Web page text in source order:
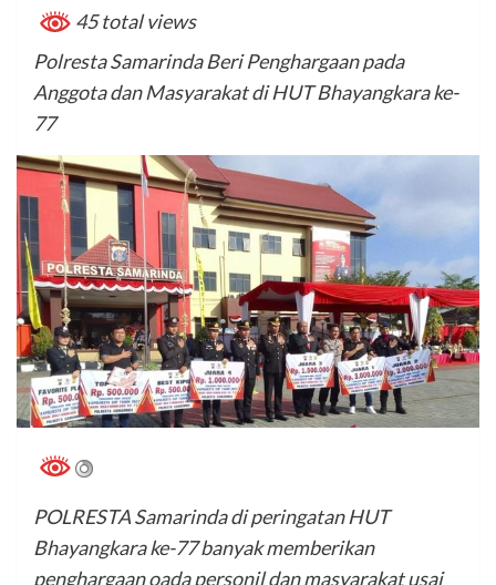
45 total views
Polresta Samarinda Beri Penghargaan pada
Anggota dan Masyarakat di HUT Bhayangkara ke-
77
POLRESTA Samarinda di peringatan HUT
Bhayangkara ke-77 banyak memberikan
penghargaan oada personil dan masyarakat usai